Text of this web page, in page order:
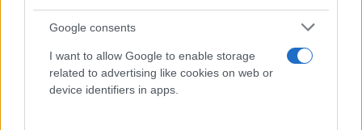
Google consents
I want to allow Google to enable storage
related to advertising like cookies on web or
device identifiers in apps.
Δείτε το βίντεο: